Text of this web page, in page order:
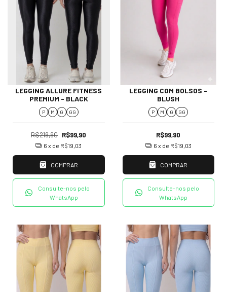
LEGGING ALLURE FITNESS
PREMIUM - BLACK
P M G GG
R$219,90 R$99,90
6 x de R$19,03
COMPRAR
Consulte-nos pelo
WhatsApp
LEGGING COM BOLSOS -
BLUSH
P M G GG
R$99,90
6 x de R$19,03
COMPRAR
Consulte-nos pelo
WhatsApp